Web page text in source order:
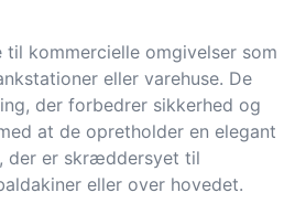
kommercielle omgivelser som
eller varehuse. De
der forbedrer sikkerhed og
at de opretholder en elegant
der er skræddersyet til
eller over hovedet.